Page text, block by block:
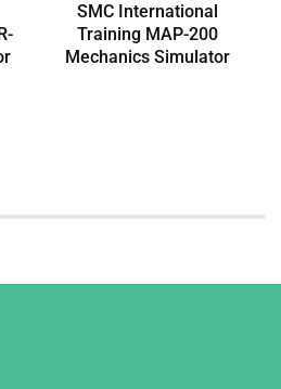
SMC International
Training MAP-200
Mechanics Simulator